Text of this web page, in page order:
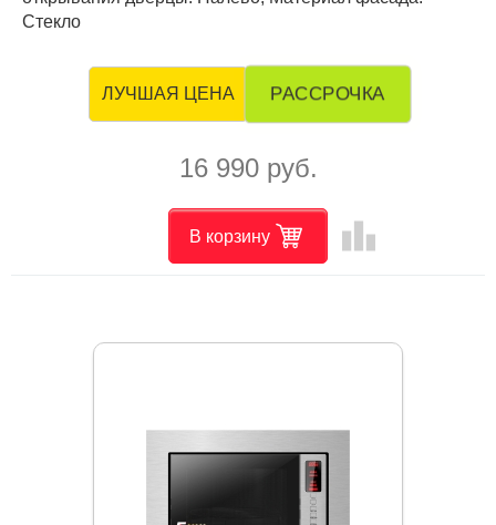
Стекло
ЛУЧШАЯ ЦЕНА РАССРОЧКА
16 990 руб.
В корзину leaderboard